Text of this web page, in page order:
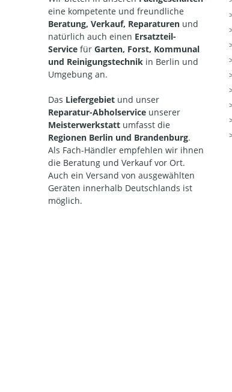
eine kompetente und freundliche
Beratung, Verkauf, Reparaturen und
natürlich auch einen Ersatzteil-
Service für Garten, Forst, Kommunal
und Reinigungstechnik in Berlin und
Umgebung an.
Das Liefergebiet und unser
Reparatur-Abholservice unserer
Meisterwerkstatt umfasst die
Regionen Berlin und Brandenburg.
Als Fach-Händler empfehlen wir ihnen
die Beratung und Verkauf vor Ort.
Auch ein Versand von ausgewählten
Geräten innerhalb Deutschlands ist
möglich.